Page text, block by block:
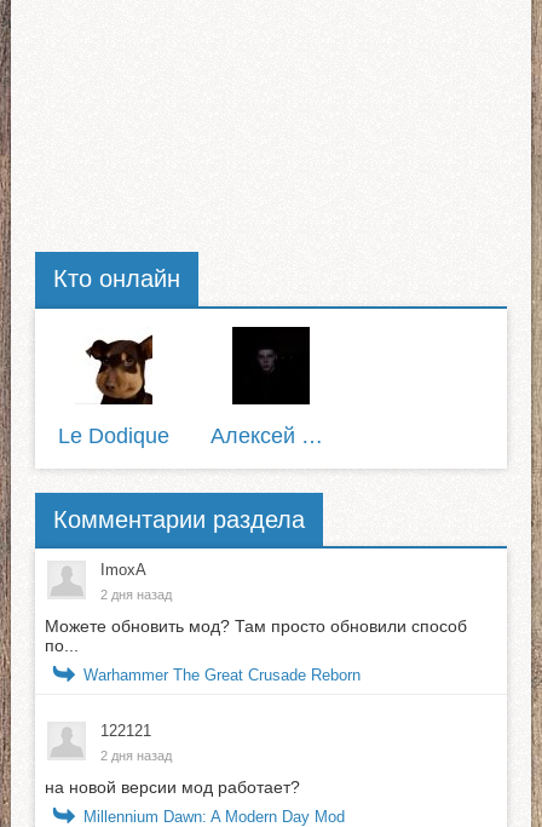
Кто онлайн
Le Dodique Алексей Питерский
Комментарии раздела
ImoxA
2 дня назад
Можете обновить мод? Там просто обновили способ
по...
Warhammer The Great Crusade Reborn
122121
2 дня назад
на новой версии мод работает?
Millennium Dawn: A Modern Day Mod